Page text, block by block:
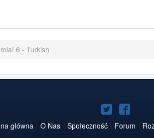
6 - Turkish
Joomla!
na na na
główna O Nas Społeczność Forum